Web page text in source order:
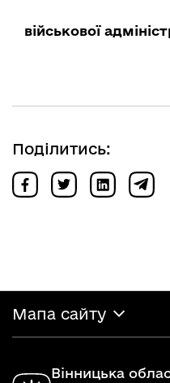
військової
Поділитись:
Мапа сайту
Вінницька